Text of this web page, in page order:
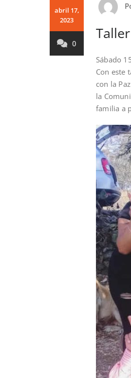
abril 17,
2023
0
Sábado
Con este
con la
la
familia a